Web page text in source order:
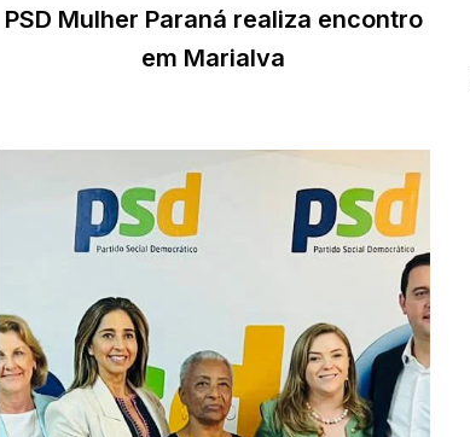
PSD Mulher Paraná realiza encontro
em Marialva